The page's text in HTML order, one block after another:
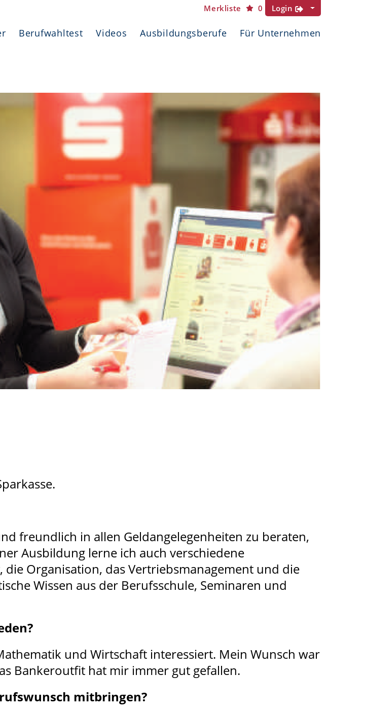
Merkliste 0 Login
Berufwahltest Videos Ausbildungsberufe Für Unternehmen
freundlich in allen Geldangelegenheiten zu beraten,
Ausbildung lerne ich auch verschiedene
Organisation, das Vertriebsmanagement und die
Wissen aus der Berufsschule, Seminaren und
und Wirtschaft interessiert. Mein Wunsch war
Bankeroutfit hat mir immer gut gefallen.
mitbringen?